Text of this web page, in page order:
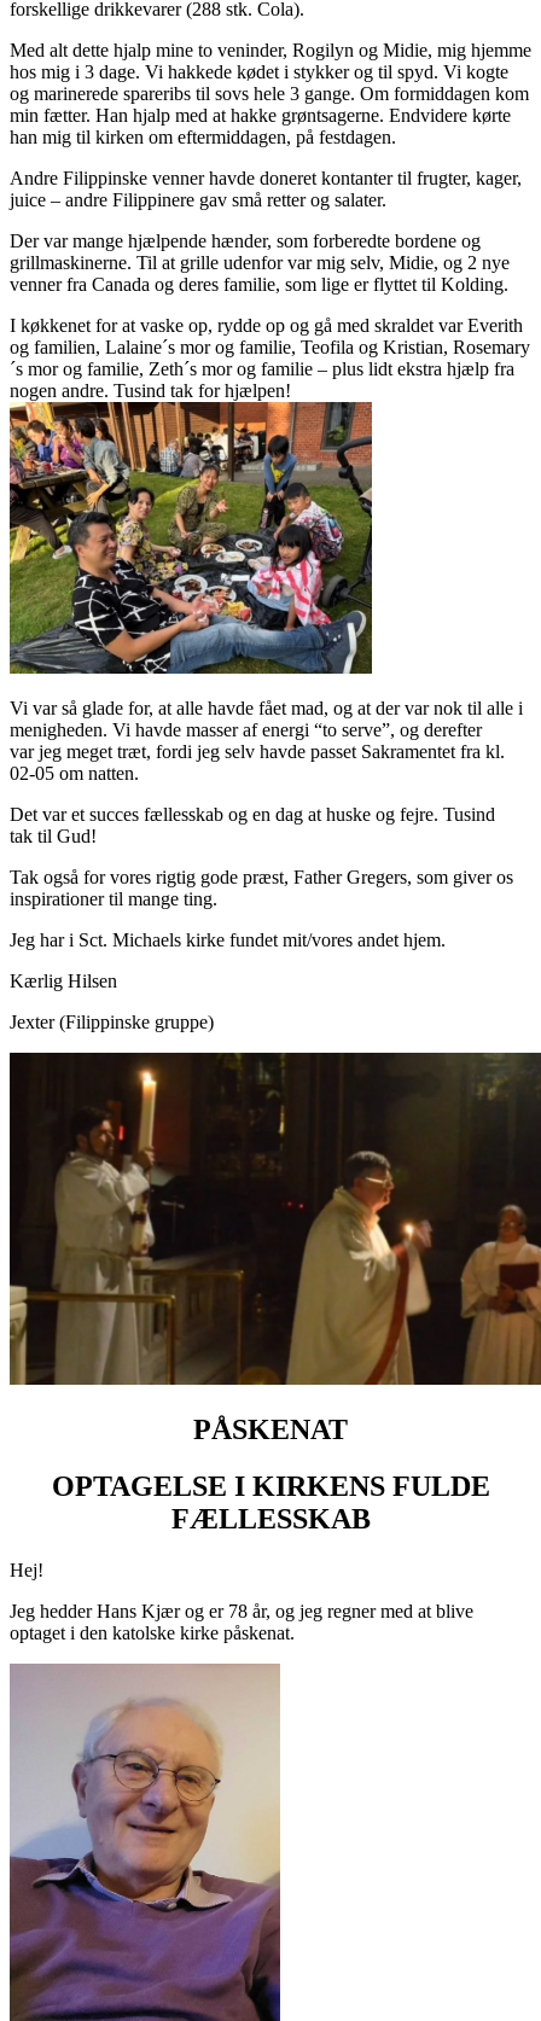
forskellige drikkevarer (288 stk. Cola).
Med alt dette hjalp mine to veninder, Rogilyn og Midie, mig hjemme
hos mig i 3 dage. Vi hakkede kødet i stykker og til spyd. Vi kogte
og marinerede spareribs til sovs hele 3 gange. Om formiddagen kom
min fætter. Han hjalp med at hakke grøntsagerne. Endvidere kørte
han mig til kirken om eftermiddagen, på festdagen.
Andre Filippinske venner havde doneret kontanter til frugter, kager,
juice – andre Filippinere gav små retter og salater.
Der var mange hjælpende hænder, som forberedte bordene og
grillmaskinerne. Til at grille udenfor var mig selv, Midie, og 2 nye
venner fra Canada og deres familie, som lige er flyttet til Kolding.
I køkkenet for at vaske op, rydde op og gå med skraldet var Everith
og familien, Lalaine´s mor og familie, Teofila og Kristian, Rosemary
´s mor og familie, Zeth´s mor og familie – plus lidt ekstra hjælp fra
nogen andre. Tusind tak for hjælpen!
Vi var så glade for, at alle havde fået mad, og at der var nok til alle i
menigheden. Vi havde masser af energi “to serve”, og derefter
var jeg meget træt, fordi jeg selv havde passet Sakramentet fra kl.
02-05 om natten.
Det var et succes fællesskab og en dag at huske og fejre. Tusind
tak til Gud!
Tak også for vores rigtig gode præst, Father Gregers, som giver os
inspirationer til mange ting.
Jeg har i Sct. Michaels kirke fundet mit/vores andet hjem.
Kærlig Hilsen
Jexter (Filippinske gruppe)
PÅSKENAT
OPTAGELSE I KIRKENS FULDE
FÆLLESSKAB
Hej!
Jeg hedder Hans Kjær og er 78 år, og jeg regner med at blive
optaget i den katolske kirke påskenat.